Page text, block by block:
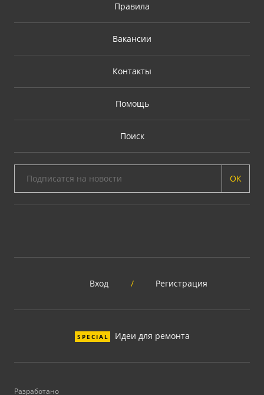
Правила
Вакансии
Контакты
Помощь
Поиск
ОК
Вход / Регистрация
SPECIAL Идеи для ремонта
Разработано